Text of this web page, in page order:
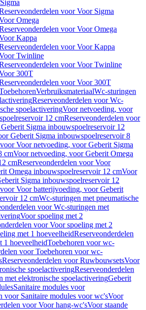
voor Voor Sigma
Omega
voor Voor Omega
Kappa
voor Voor Kappa
Twinline
voor Voor Twinline
300T
voor Voor 300T
VerbruiksmateriaalWc-sturingen
Reserveonderdelen voor Wc-
spoelactiveringVoor netvoeding, voor
12 cmReserveonderdelen voor
Sigma inbouwspoelreservoir 12
Geberit Sigma inbouwspoelreservoir 8
Voor netvoeding, voor Geberit Sigma
cmVoor netvoeding, voor Geberit Omega
cmReserveonderdelen voor Voor
Omega inbouwspoelreservoir 12 cmVoor
Sigma inbouwspoelreservoir 12
Voor batterijvoeding, voor Geberit
12 cmWc-sturingen met pneumatische
voor Wc-sturingen met
Voor spoeling met 2
voor Voor spoeling met 2
met 1 hoeveelheidReserveonderdelen
1 hoeveelheidToebehoren voor wc-
voor Toebehoren voor wc-
Reserveonderdelen voor RuwbouwsetsVoor
spoelactiveringReserveonderdelen
met elektronische spoelactiveringGeberit
Sanitaire modules voor
voor Sanitaire modules voor wc'sVoor
voor Voor hang-wc'sVoor staande